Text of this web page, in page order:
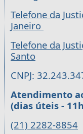
Telefone da
Janeiro
Telefone da
Santo
CNPJ:
Atendimento
(dias úteis -
(21) 2282-8854